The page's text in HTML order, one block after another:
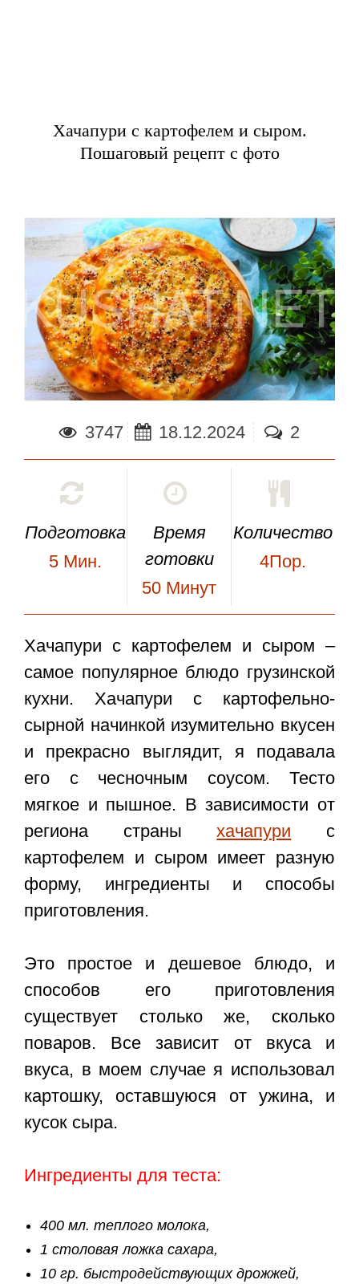
Хачапури с картофелем и сыром.
Пошаговый рецепт с фото
3747 18.12.2024 2
Подготовка
5 Мин.
Время
готовки
50 Минут
Количество
4Пор.
Хачапури с картофелем и сыром –
самое популярное блюдо грузинской
кухни. Хачапури с картофельно-
сырной начинкой изумительно вкусен
и прекрасно выглядит, я подавала
его с чесночным соусом. Тесто
мягкое и пышное. В зависимости от
региона страныхачапури с
картофелем и сыром имеет разную
форму, ингредиенты и способы
приготовления.
Это простое и дешевое блюдо, и
способов его приготовления
существует столько же, сколько
поваров. Все зависит от вкуса и
вкуса, в моем случае я использовал
картошку, оставшуюся от ужина, и
кусок сыра.
Ингредиенты для теста:
400 мл. теплого молока,
1 столовая ложка сахара,
10 гр. быстродействующих дрожжей,